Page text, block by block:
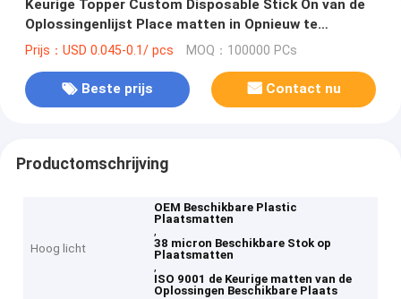
Keurige Topper Custom Disposable Stick On van de
Oplossingenlijst Place matten in Opnieuw te
gebruiken Pakket
Prijs：USD 0.045-0.1/ pcs MOQ：100000 PCs
Beste prijs Contact nu
Productomschrijving
Hoog licht
OEM Beschikbare Plastic
Plaatsmatten
,
38 micron Beschikbare Stok op
Plaatsmatten
,
ISO 9001 de Keurige matten van de
Oplossingen Beschikbare Plaats